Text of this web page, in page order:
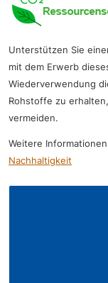
Unterstützen Sie
mit dem Erwerb
Wiederverwendung
Rohstoffe zu
vermeiden.
Weitere
Nachhaltigkeit